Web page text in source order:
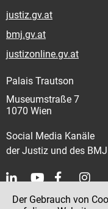
justiz.gv.at
bmj.gv.at
justizonline.gv.at
Palais Trautson
Museumstraße 7
1070 Wien
Social Media Kanäle
der Justiz und des BMJ
Kontakt
Der Gebrauch von